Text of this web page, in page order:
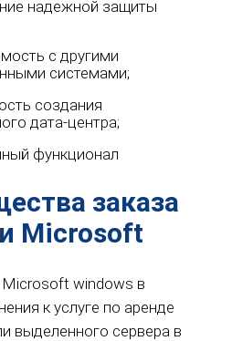
надежной защиты
с другими
системами;
создания
дата-центра;
функционал
заказа
Microsoft
Microsoft windows в
к услуге по аренде
выделенного сервера в